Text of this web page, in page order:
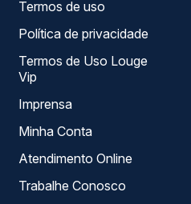
Termos de uso
Política de privacidade
Termos de Uso Louge
Vip
Imprensa
Minha Conta
Atendimento Online
Trabalhe Conosco